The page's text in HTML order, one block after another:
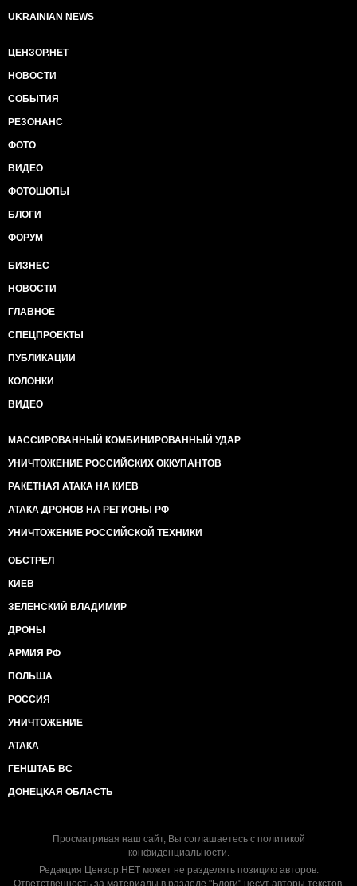
UKRAINIAN NEWS
ЦЕНЗОР.НЕТ
НОВОСТИ
СОБЫТИЯ
РЕЗОНАНС
ФОТО
ВИДЕО
ФОТОШОПЫ
БЛОГИ
ФОРУМ
БИЗНЕС
НОВОСТИ
ГЛАВНОЕ
СПЕЦПРОЕКТЫ
ПУБЛИКАЦИИ
КОЛОНКИ
ВИДЕО
МАССИРОВАННЫЙ КОМБИНИРОВАННЫЙ УДАР
УНИЧТОЖЕНИЕ РОССИЙСКИХ ОККУПАНТОВ
РАКЕТНАЯ АТАКА НА КИЕВ
АТАКА ДРОНОВ НА РЕГИОНЫ РФ
УНИЧТОЖЕНИЕ РОССИЙСКОЙ ТЕХНИКИ
ОБСТРЕЛ
КИЕВ
ЗЕЛЕНСКИЙ ВЛАДИМИР
ДРОНЫ
АРМИЯ РФ
ПОЛЬША
РОССИЯ
УНИЧТОЖЕНИЕ
АТАКА
ГЕНШТАБ ВС
ДОНЕЦКАЯ ОБЛАСТЬ
Просматривая наш сайт, Вы соглашаетесь с политикой
конфиденциальности.
Редакция Цензор.НЕТ может не разделять позицию авторов.
Ответственность за материалы в разделе "Блоги" несут авторы текстов.